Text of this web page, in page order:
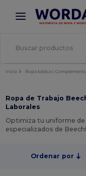
× App de
¡Mejores
Inicio Ropa básica |
Ropa de Trabajo
Laborales
Optimiza tu uniforme
especializados de
Ordenar por